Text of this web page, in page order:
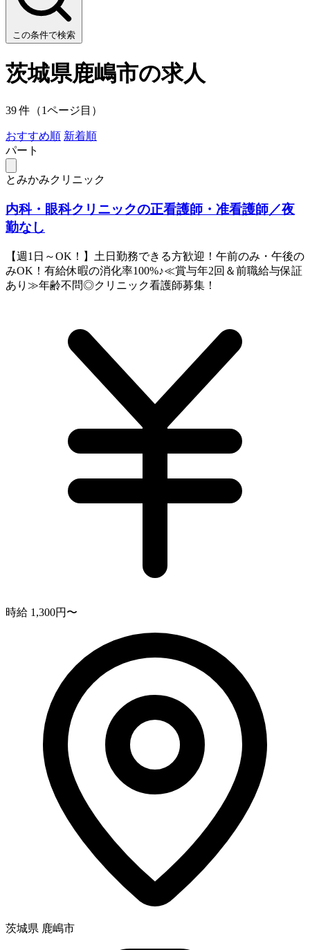
この条件で検索
茨城県鹿嶋市の求人
39 件（1ページ目）
おすすめ順 新着順
パート
とみかみクリニック
内科・眼科クリニックの正看護師・准看護師／夜
勤なし
【週1日～OK！】土日勤務できる方歓迎！午前のみ・午後の
みOK！有給休暇の消化率100%♪≪賞与年2回＆前職給与保証
あり≫年齢不問◎クリニック看護師募集！
時給 1,300円〜
茨城県 鹿嶋市